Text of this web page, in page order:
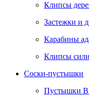
Клипсы
Застежки и
Карабины
Клипсы
Соски-пустышки
Пустышки